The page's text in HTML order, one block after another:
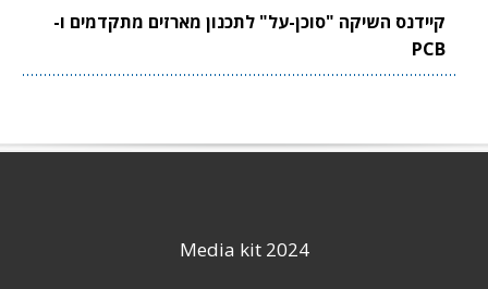
קיידנס השיקה "סוכן-על" לתכנון מארזים מתקדמים ו-
PCB
Media kit 2024